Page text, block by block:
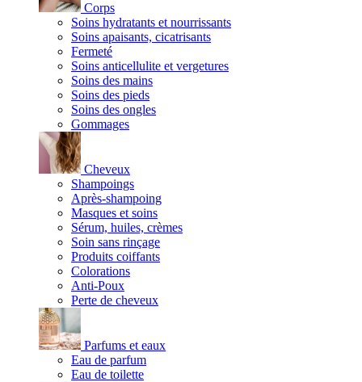
Corps
Soins hydratants et nourrissants
Soins apaisants, cicatrisants
Fermeté
Soins anticellulite et vergetures
Soins des mains
Soins des pieds
Soins des ongles
Gommages
Cheveux
Shampoings
Après-shampoing
Masques et soins
Sérum, huiles, crèmes
Soin sans rinçage
Produits coiffants
Colorations
Anti-Poux
Perte de cheveux
Parfums et eaux
Eau de parfum
Eau de toilette